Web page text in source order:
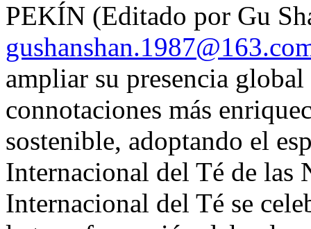
PEKÍN (Editado por Gu
ampliar su presencia
connotaciones más
sostenible, adoptando el
Internacional del Té de las
Internacional del Té se